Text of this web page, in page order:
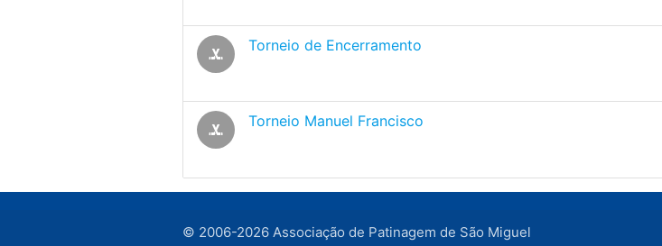
sports_hockey Torneio de Encerramento
sports_hockey Torneio Manuel Francisco
© 2006-2026 Associação de Patinagem de São Miguel